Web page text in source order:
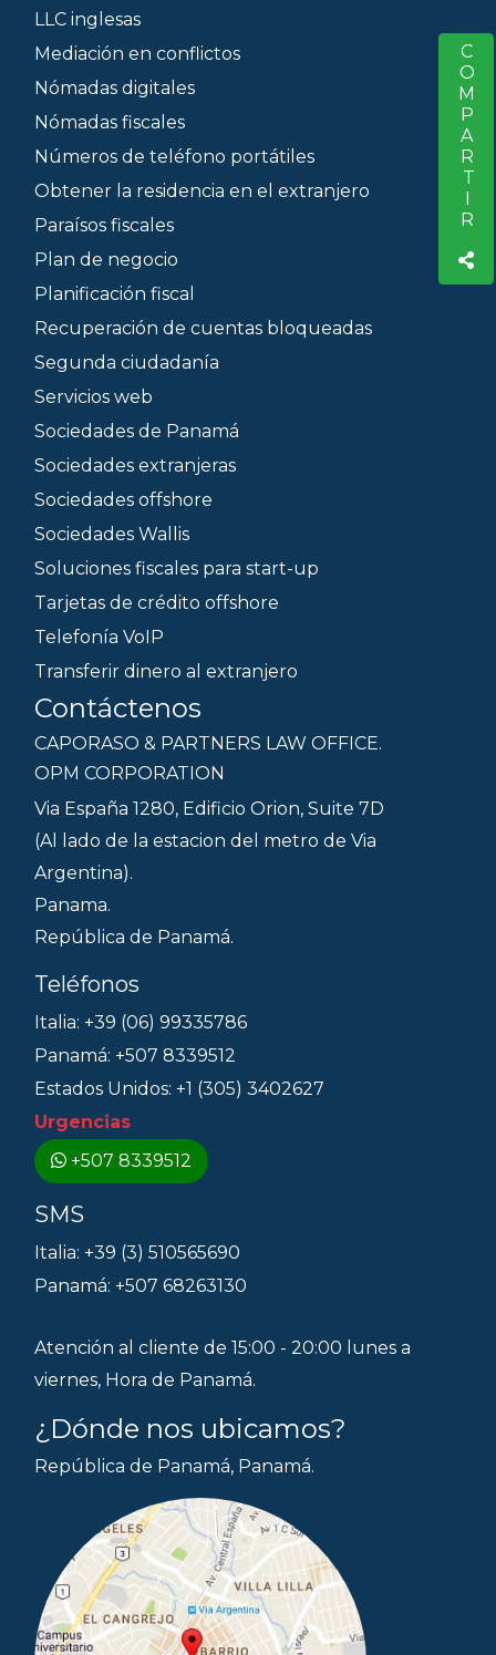
COMPARTIR
LLC inglesas
Mediación en conflictos
Nómadas digitales
Nómadas fiscales
Números de teléfono portátiles
Obtener la residencia en el extranjero
Paraísos fiscales
Plan de negocio
Planificación fiscal
Recuperación de cuentas bloqueadas
Segunda ciudadanía
Servicios web
Sociedades de Panamá
Sociedades extranjeras
Sociedades offshore
Sociedades Wallis
Soluciones fiscales para start-up
Tarjetas de crédito offshore
Telefonía VoIP
Transferir dinero al extranjero
Contáctenos
CAPORASO & PARTNERS LAW OFFICE.
OPM CORPORATION
Via España 1280, Edificio Orion, Suite 7D
(Al lado de la estacion del metro de Via
Argentina).
Panama.
República de Panamá.
Teléfonos
Italia: +39 (06) 99335786
Panamá: +507 8339512
Estados Unidos: +1 (305) 3402627
Urgencias
+507 8339512
SMS
Italia: +39 (3) 510565690
Panamá: +507 68263130
Atención al cliente de 15:00 - 20:00 lunes a
viernes, Hora de Panamá.
¿Dónde nos ubicamos?
República de Panamá, Panamá.